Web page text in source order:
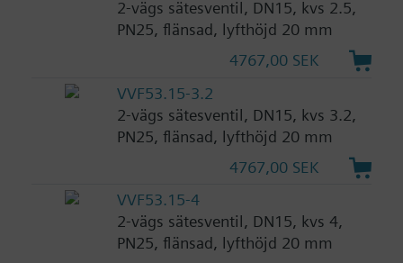
2-vägs sätesventil, DN15, kvs 2.5,
PN25, flänsad, lyfthöjd 20 mm
4767,00 SEK
VVF53.15-3.2
2-vägs sätesventil, DN15, kvs 3.2,
PN25, flänsad, lyfthöjd 20 mm
4767,00 SEK
VVF53.15-4
2-vägs sätesventil, DN15, kvs 4,
PN25, flänsad, lyfthöjd 20 mm